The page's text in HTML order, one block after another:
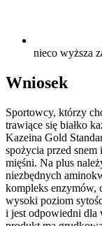
nieco wyższa
Wniosek
Sportowcy, którzy
trawiące się białko
Kazeina Gold
spożycia przed
mięśni. Na plus
niezbędnych
kompleks enzymów,
wysoki poziom
i jest odpowiedni dla